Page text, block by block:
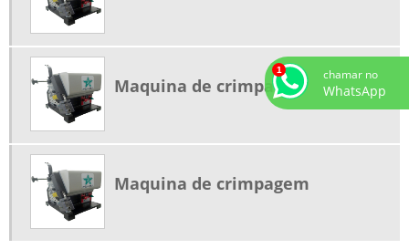
Maquina de crimpar
Maquina de crimpagem
chamar no
WhatsApp